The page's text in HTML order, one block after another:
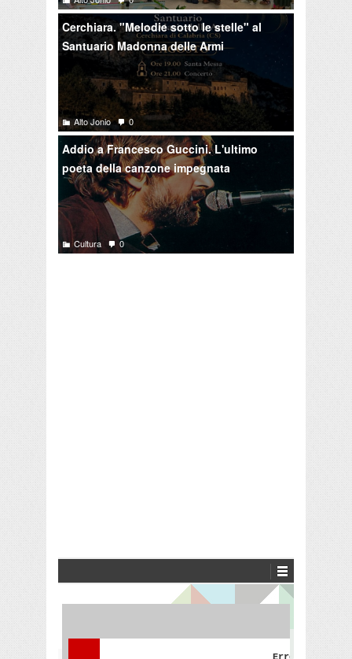
Cerchiara. "Melodie sotto le stelle" al
Santuario Madonna delle Armi
Alto Jonio 0
Addio a Francesco Guccini. L'ultimo
poeta della canzone impegnata
Cultura 0